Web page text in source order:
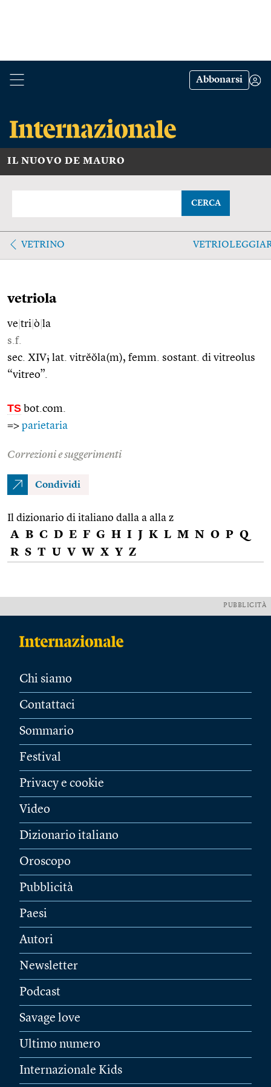
Abbonarsi
IL NUOVO DE MAURO
CERCA
VETRINO
vetriola
ve tri ò la
s.f.
sec. XIV; lat. vitrĕŏla(m), femm. sostant. di vitreolus
“vitreo”.
TS bot.com.
=> parietaria
Correzioni e suggerimenti
Condividi
Il dizionario di italiano dalla a alla z
A B C D E F G H I J K L M N O P Q
R S T U V W X Y Z
PUBBLICITÀ
Chi siamo
Contattaci
Sommario
Festival
Privacy e cookie
Video
Dizionario italiano
Oroscopo
Pubblicità
Paesi
Autori
Newsletter
Podcast
Savage love
Ultimo numero
Internazionale Kids